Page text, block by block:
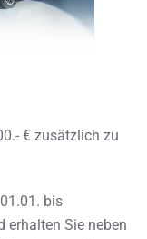
€ zusätzlich zu
bis
erhalten Sie neben